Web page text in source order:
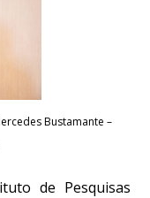
Bustamante –
de Pesquisas